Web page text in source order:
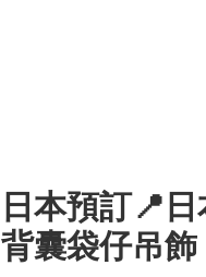
日本預訂📍
背囊袋仔吊飾